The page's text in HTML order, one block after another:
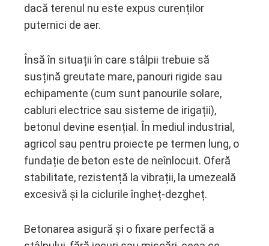
dacă terenul nu este expus curenților
puternici de aer.
Însă în situații în care stâlpii trebuie să
susțină greutate mare, panouri rigide sau
echipamente (cum sunt panourile solare,
cabluri electrice sau sisteme de irigații),
betonul devine esențial. În mediul industrial,
agricol sau pentru proiecte pe termen lung, o
fundație de beton este de neînlocuit. Oferă
stabilitate, rezistență la vibrații, la umezeală
excesivă și la ciclurile îngheț-dezgheț.
Betonarea asigură și o fixare perfectă a